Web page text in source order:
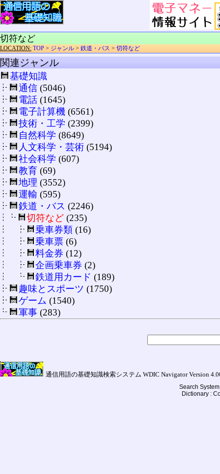
切符など
LOCATION: TOP > ジャンル > 鉄道・バス > 切符など
関連ジャンル
基礎知識
通信 (5046)
電話 (1645)
電子計算機 (6561)
技術・工学 (2399)
自然科学 (8649)
人文科学・芸術 (5194)
社会科学 (607)
教育 (69)
地理 (3552)
運輸 (595)
鉄道・バス (2246)
切符など (235)
乗車券類 (16)
乗車票 (6)
料金券 (12)
企画乗車券 (2)
鉄道用カード (189)
趣味とスポーツ (1750)
ゲーム (1540)
軍事 (283)
通信用語の基礎知識検索システム WDIC Navigator Version
Search
Dictionary :